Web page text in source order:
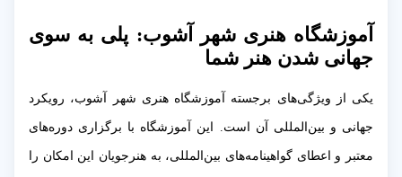
آموزشگاه هنری شهر آشوب: پلی به سوی
جهانی شدن هنر شما
یکی از ویژگی‌های برجسته آموزشگاه هنری شهر آشوب، رویکرد
جهانی و بین‌المللی آن است. این آموزشگاه با برگزاری دوره‌های
معتبر و اعطای گواهینامه‌های بین‌المللی، به هنرجویان این امکان را